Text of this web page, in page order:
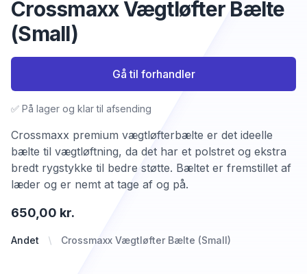
Crossmaxx Vægtløfter Bælte
(Small)
Andet Crossmaxx Vægtløfter Bælte (Small)
650,00 kr.
Crossmaxx premium vægtløfterbælte er det ideelle
bælte til vægtløftning, da det har et polstret og ekstra
bredt rygstykke til bedre støtte. Bæltet er fremstillet af
læder og er nemt at tage af og på.
✅ På lager og klar til afsending
Gå til forhandler